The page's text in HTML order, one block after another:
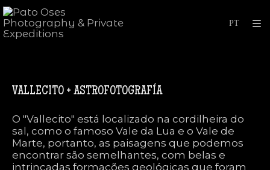
VALLECITO + ASTROFOTOGRAFÍA
O "Vallecito" está localizado na cordilheira do
sal, como o famoso Vale da Lua e o Vale de
Marte, portanto, as paisagens que podemos
encontrar são semelhantes, com belas e
intrincadas formações geológicas que foram